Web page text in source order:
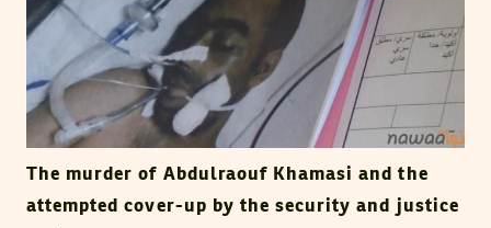
The murder of Abdulraouf Khamasi and the
attempted cover-up by the security and justice